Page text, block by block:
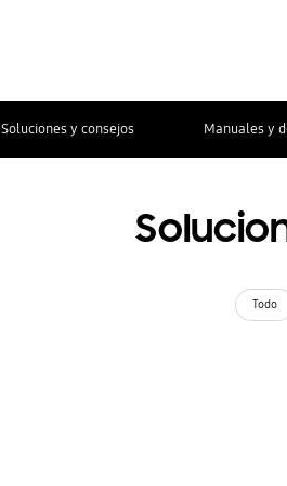
Soluciones y consejos Manuales y
Todo